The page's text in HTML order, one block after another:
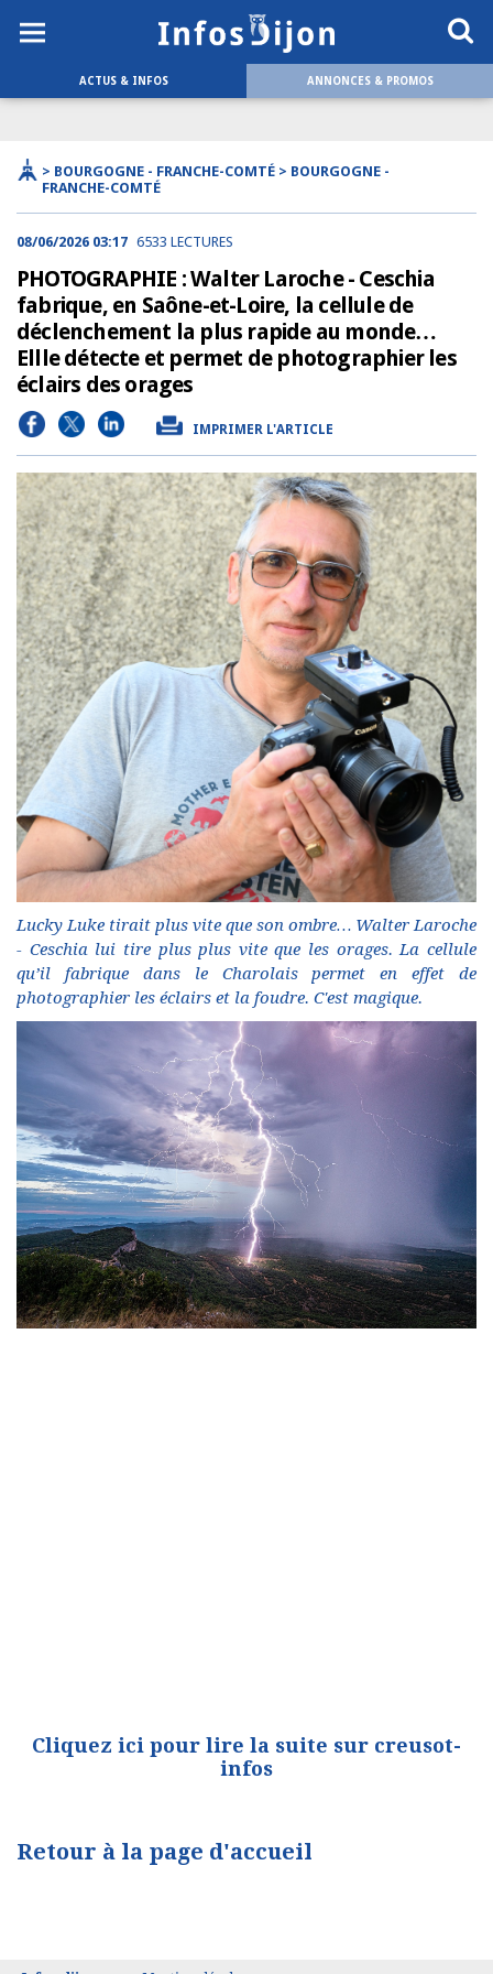
ACTUS & INFOS ANNONCES & PROMOS
> BOURGOGNE - FRANCHE-COMTÉ > BOURGOGNE -
FRANCHE-COMTÉ
08/06/2026 03:17 6533 LECTURES
PHOTOGRAPHIE : Walter Laroche - Ceschia
fabrique, en Saône-et-Loire, la cellule de
déclenchement la plus rapide au monde…
Ellle détecte et permet de photographier les
éclairs des orages
IMPRIMER L'ARTICLE
Lucky Luke tirait plus vite que son ombre… Walter Laroche
- Ceschia lui tire plus plus vite que les orages. La cellule
qu’il fabrique dans le Charolais permet en effet de
photographier les éclairs et la foudre. C'est magique.
Cliquez ici pour lire la suite sur creusot-
infos
Retour à la page d'accueil